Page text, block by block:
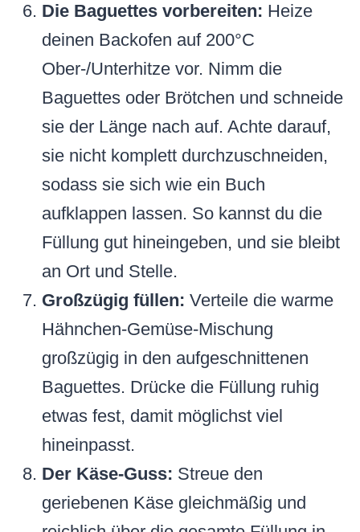
Die Baguettes vorbereiten: Heize
deinen Backofen auf 200°C
Ober-/Unterhitze vor. Nimm die
Baguettes oder Brötchen und schneide
sie der Länge nach auf. Achte darauf,
sie nicht komplett durchzuschneiden,
sodass sie sich wie ein Buch
aufklappen lassen. So kannst du die
Füllung gut hineingeben, und sie bleibt
an Ort und Stelle.
Großzügig füllen: Verteile die warme
Hähnchen-Gemüse-Mischung
großzügig in den aufgeschnittenen
Baguettes. Drücke die Füllung ruhig
etwas fest, damit möglichst viel
hineinpasst.
Der Käse-Guss: Streue den
geriebenen Käse gleichmäßig und